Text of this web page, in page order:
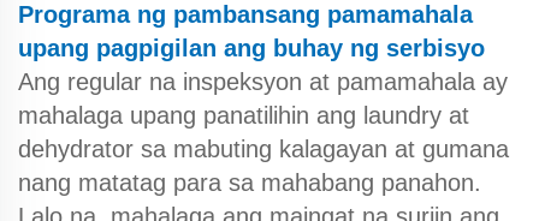
Programa ng pambansang pamamahala
upang pagpigilan ang buhay ng serbisyo
Ang regular na inspeksyon at pamamahala ay
mahalaga upang panatilihin ang laundry at
dehydrator sa mabuting kalagayan at gumana
nang matatag para sa mahabang panahon.